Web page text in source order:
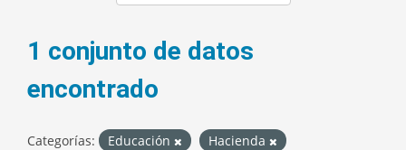
1 conjunto de datos
encontrado
Categorías: Educación
Hacienda